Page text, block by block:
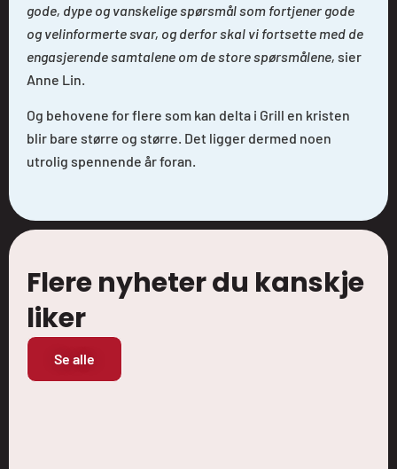
gode, dype og vanskelige spørsmål som fortjener gode
og velinformerte svar, og derfor skal vi fortsette med de
engasjerende samtalene om de store spørsmålene, sier
Anne Lin.
Og behovene for flere som kan delta i Grill en kristen
blir bare større og større. Det ligger dermed noen
utrolig spennende år foran.
Flere nyheter du kanskje
liker
Se alle